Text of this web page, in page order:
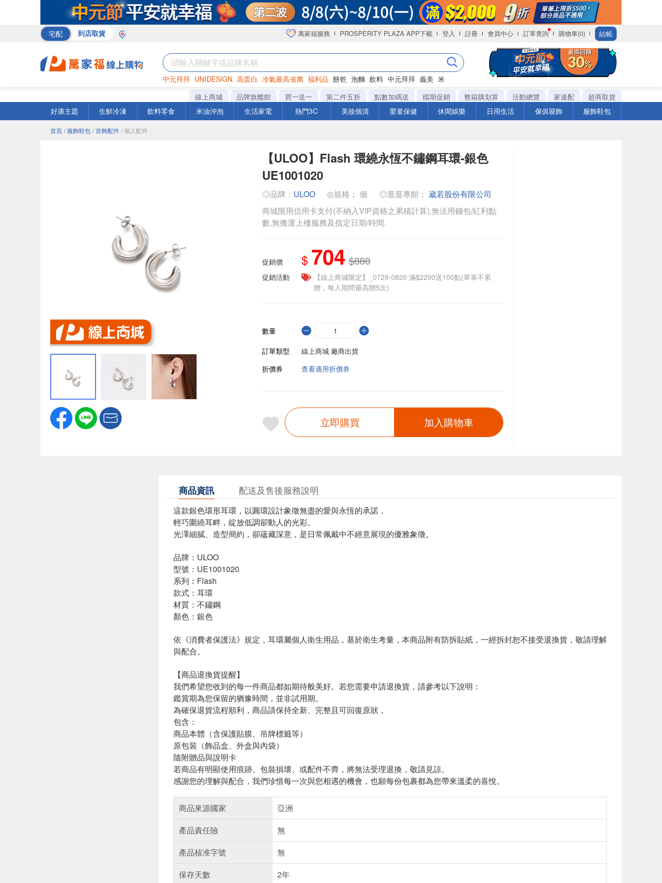
宅配 到店取貨 萬家福服務 PROSPERITY PLAZA APP下載 登入 註冊 會員中心 訂單查詢 購物車(0) 結帳
中元拜拜 UNIDESIGN 高蛋白 冷氣最高省萬 福利品 餅乾 泡麵 飲料 中元拜拜 義美 米
罐頭 咖啡 海苔
線上商城 品牌旗艦館 買一送一 第二件五折 點數加碼送 檔期促銷 整箱購划算 活動總覽 家速配
超商取貨
好康主題
生鮮冷凍 飲料零食 米油沖泡 生活家電 熱門3C 美妝個清 嬰童保健 休閒娛樂 日用生活 傢俱寢飾 服飾鞋包
首頁 / 服飾鞋包 / 首飾配件 / 個人配件
【ULOO】Flash 環繞永恆不鏽鋼耳環-銀色
UE1001020
◎品牌： ULOO ◎規格： 個 ◎逛逛專館： 崴若股份有限公司
商城限用信用卡支付(不納入VIP資格之累積計算),無法用錢包/紅利點
數,無搬運上樓服務及指定日期/時間.
促銷價 $ 704 $880
促銷活動
【線上商城限定】_0729-0820 滿$2200送100點(單筆不累
贈，每人期間最高贈5次)
數量
訂單類型
線上商城 廠商出貨
折價券
查看適用折價券
立即購買 加入購物車
商品資訊 配送及售後服務說明
這款銀色環形耳環，以圓環設計象徵無盡的愛與永恆的承諾，
輕巧圍繞耳畔，綻放低調卻動人的光彩。
光澤細膩、造型簡約，卻蘊藏深意，是日常佩戴中不經意展現的優雅象徵。
品牌：ULOO
型號：UE1001020
系列：Flash
款式：耳環
材質：不鏽鋼
顏色：銀色
依《消費者保護法》規定，耳環屬個人衛生用品，基於衛生考量，本商品附有防拆貼紙，一經拆封恕不接受退換貨，敬請理解
與配合。
【商品退換貨提醒】
我們希望您收到的每一件商品都如期待般美好。若您需要申請退換貨，請參考以下說明：
鑑賞期為您保留的猶豫時間，並非試用期。
為確保退貨流程順利，商品請保持全新、完整且可回復原狀，
包含：
商品本體（含保護貼膜、吊牌標籤等）
原包裝（飾品盒、外盒與內袋）
隨附贈品與說明卡
若商品有明顯使用痕跡、包裝損壞、或配件不齊，將無法受理退換，敬請見諒。
感謝您的理解與配合，我們珍惜每一次與您相遇的機會，也願每份包裹都為您帶來溫柔的喜悅。
商品來源國家
亞洲
產品責任險
無
產品核准字號
無
保存天數
2年